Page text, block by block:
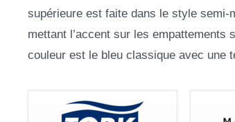
supérieure est faite dans le style
mettant l’accent sur les empattements
couleur est le bleu classique avec une